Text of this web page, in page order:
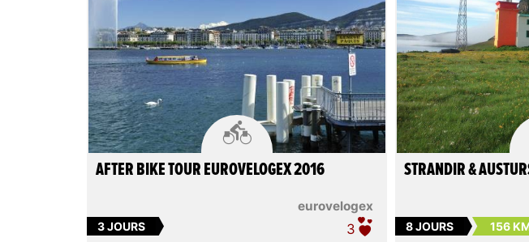

eurovelogex
AFTER BIKE TOUR EUROVELOGEX 2016
3 JOURS 3
STRANDIR &
8 JOURS 156